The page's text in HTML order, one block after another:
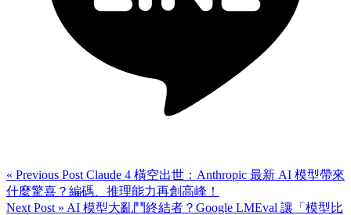
« Previous Post Claude 4 橫空出世：Anthropic 最新 AI 模型帶來
什麼驚喜？編碼、推理能力再創高峰！
Next Post » AI 模型大亂鬥終結者？Google LMEval 讓「模型比